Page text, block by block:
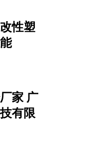
性塑
家 广
有限